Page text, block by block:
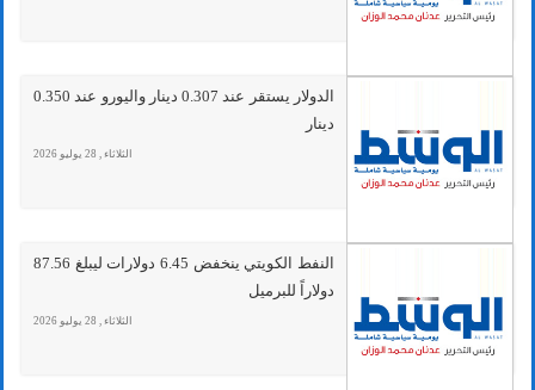
الدولار يستقر عند 0.307 دينار واليورو عند 0.350
دينار
الثلاثاء , 28 يوليو 2026
النفط الكويتي ينخفض 6.45 دولارات ليبلغ 87.56
دولاراً للبرميل
الثلاثاء , 28 يوليو 2026